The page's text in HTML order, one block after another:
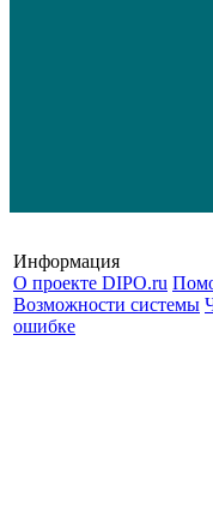
Информация
О проекте DIPO.ru
Возможности системы
ошибке